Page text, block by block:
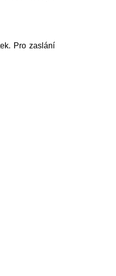
Pro zaslání